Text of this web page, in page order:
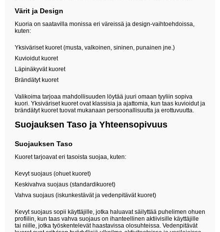
Värit ja Design
Kuoria on saatavilla monissa eri väreissä ja design-vaihtoehdoissa,
kuten:
Yksiväriset kuoret (musta, valkoinen, sininen, punainen jne.)
Kuvioidut kuoret
Läpinäkyvät kuoret
Brändätyt kuoret
Valikoima tarjoaa mahdollisuuden löytää juuri omaan tyyliin sopiva
kuori. Yksiväriset kuoret ovat klassisia ja ajattomia, kun taas kuvioidut ja
brändätyt kuoret tuovat mukanaan persoonallisuutta ja erottuvuutta.
Suojauksen Taso ja Yhteensopivuus
Suojauksen Taso
Kuoret tarjoavat eri tasoista suojaa, kuten:
Kevyt suojaus (ohuet kuoret)
Keskivahva suojaus (standardikuoret)
Vahva suojaus (iskunkestävät ja vedenpitävät kuoret)
Kevyt suojaus sopii käyttäjille, jotka haluavat säilyttää puhelimen ohuen
profiilin, kun taas vahva suojaus on ihanteellinen aktiivisille käyttäjille
tai niille, jotka työskentelevät haastavissa olosuhteissa. Vedenpitävät